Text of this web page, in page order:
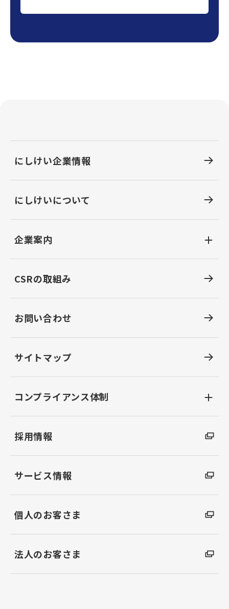
にしけい企業情報
にしけいについて
企業案内
CSRの取組み
お問い合わせ
サイトマップ
コンプライアンス体制
採用情報
サービス情報
個人のお客さま
法人のお客さま